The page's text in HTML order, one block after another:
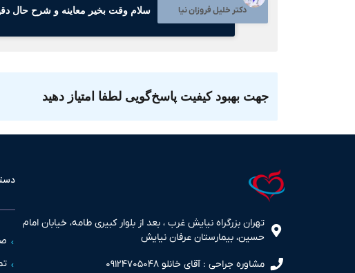
دکتر خلیل فروزان نیا سلام وقت بخیر معاینه و شرح حال
جهت بهبود کیفیت پاسخ‌گویی لطفا امتیاز دهید
تهران بزرگراه نیایش غرب ، بعد از بلوار کبیری طامه، خیابان امام
حسین، بیمارستان عرفان نیایش
مشاوره جراحی : آقای خانلو ۰۹۱۲۴۷۰۵۰۴۸